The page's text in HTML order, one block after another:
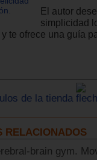
El autor
simplicidad
te ofrece una guía
de la tienda
RELACIONADOS
brain gym.